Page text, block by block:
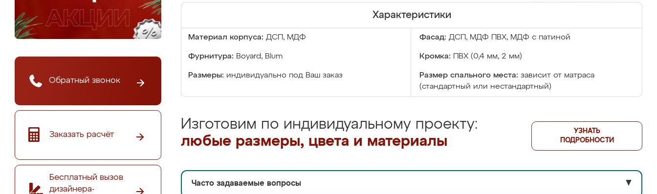
Обратный звонок
Заказать расчёт
Бесплатный вызов
дизайнера-
Характеристики
Материал корпуса: ДСП, МДФ Фасад: ДСП, МДФ ПВХ, МДФ с патиной
Фурнитура: Boyard, Blum Кромка: ПВХ (0,4 мм, 2 мм)
Размеры: индивидуально под Ваш заказ Размер спального места: зависит от матраса
(стандартный или нестандартный)
Изготовим по индивидуальному проекту:
любые размеры, цвета и материалы
УЗНАТЬ
ПОДРОБНОСТИ
Часто задаваемые вопросы ▼